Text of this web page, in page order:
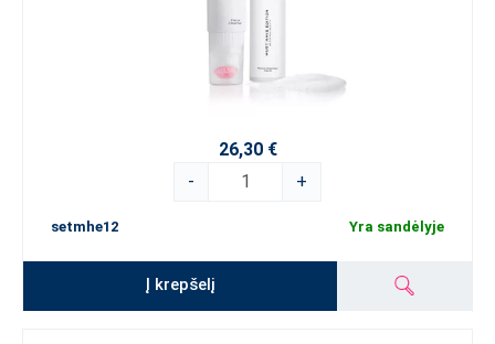
26,30 €
-
+
setmhe12 Yra sandėlyje
Į krepšelį